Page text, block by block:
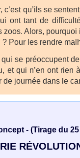
c’est qu’ils se
ont tant de
zoos. Alors,
Pour les rendre
se préoccupent
et qui n’en ont rien
de journée dans le
- (Tirage du